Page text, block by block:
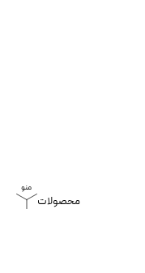
محصولات